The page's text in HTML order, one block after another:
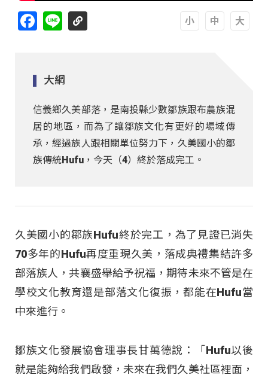
Facebook
Line
大綱
信義鄉久美部落，是南投縣少數鄒族跟布農族混
居的地區，而為了讓鄒族文化有更好的場域傳
承，經過族人跟相關單位努力下，久美國小的鄒
族傳統Hufu，今天（4）終於落成完工。
久美國小的鄒族Hufu終於完工，為了見證已消失
70多年的Hufu再度重現久美，落成典禮集結許多
部落族人，共襄盛舉給予祝福，期待未來不管是在
學校文化教育還是部落文化復振，都能在Hufu當
中來進行。
鄒族文化發展協會理事長甘萬德說：「Hufu以後
就是能夠給我們啟發，未來在我們久美社區裡面，